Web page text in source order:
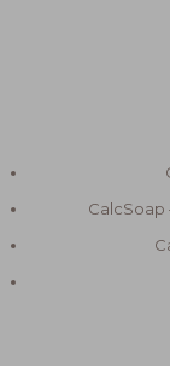
CalcSoap